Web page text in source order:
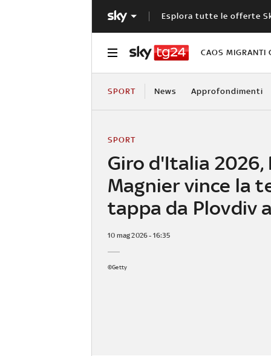
Esplora tutte le offerte
CAOS MIGRANTI
SPORT News Approfondimenti
Giro d'Italia 2026,
Magnier vince la
tappa da Plovdiv
SPORT
10 mag 2026 - 16:35
©Getty